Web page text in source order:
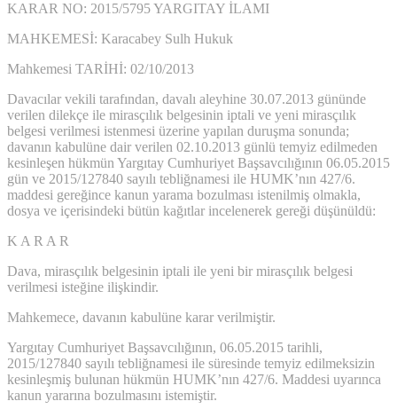
KARAR NO: 2015/5795 YARGITAY İLAMI
MAHKEMESİ: Karacabey Sulh Hukuk
Mahkemesi TARİHİ: 02/10/2013
Davacılar vekili tarafından, davalı aleyhine 30.07.2013 gününde
verilen dilekçe ile mirasçılık belgesinin iptali ve yeni mirasçılık
belgesi verilmesi istenmesi üzerine yapılan duruşma sonunda;
davanın kabulüne dair verilen 02.10.2013 günlü temyiz edilmeden
kesinleşen hükmün Yargıtay Cumhuriyet Başsavcılığının 06.05.2015
gün ve 2015/127840 sayılı tebliğnamesi ile HUMK’nın 427/6.
maddesi gereğince kanun yarama bozulması istenilmiş olmakla,
dosya ve içerisindeki bütün kağıtlar incelenerek gereği düşünüldü:
K A R A R
Dava, mirasçılık belgesinin iptali ile yeni bir mirasçılık belgesi
verilmesi isteğine ilişkindir.
Mahkemece, davanın kabulüne karar verilmiştir.
Yargıtay Cumhuriyet Başsavcılığının, 06.05.2015 tarihli,
2015/127840 sayılı tebliğnamesi ile süresinde temyiz edilmeksizin
kesinleşmiş bulunan hükmün HUMK’nın 427/6. Maddesi uyarınca
kanun yararına bozulmasını istemiştir.